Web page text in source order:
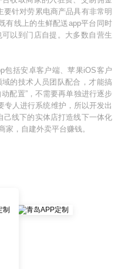
针对劳累电商产品具有非常明
有线上的生鲜配送app平台同时
以到门店自提。大多数自营生
包括安卓客户端、苹果iOS客户
的技术人员团队配合，才能搞
配置”，不需要再单独进行逐步
专人进行系统维护，所以开发出
己线下的实体店打造线下一体化
家，自建外卖平台赚钱。